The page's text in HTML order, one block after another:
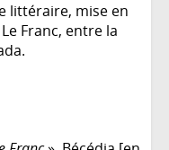
littéraire, mise en
Franc, entre la